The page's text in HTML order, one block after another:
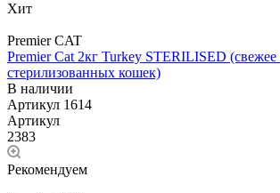
Хит
Premier CAT
Premier Cat 2кг Turkey STERILISED
стерилизованных кошек)
В наличии
Артикул 1614
Артикул
2383
Рекомендуем